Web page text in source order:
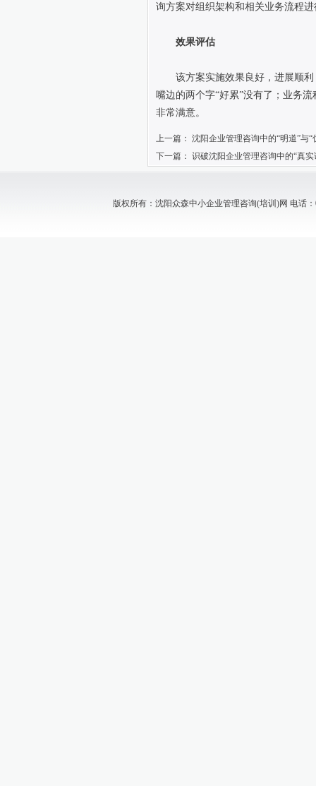
询方案对组织架构和相关业务流程
效果评估
该方案实施效果良好，进展顺利
嘴边的两个字“好累”没有了；业务
非常满意。
上一篇： 沈阳企业管理咨询中的“明道”与“
下一篇： 识破沈阳企业管理咨询中的“真实
版权所有：沈阳众森中小企业管理咨询(培训)网 电话：